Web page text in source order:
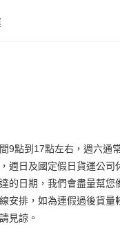
彰化商業銀
台北富邦商
兆豐國際商
台中商業銀
行
彰化商業銀
台北富邦商
兆豐國際商
9點到17點左右，週六通
週日及國定假日貨運公司
的日期，我們會盡量幫您
安排，如為連假過後貨量
見諒。